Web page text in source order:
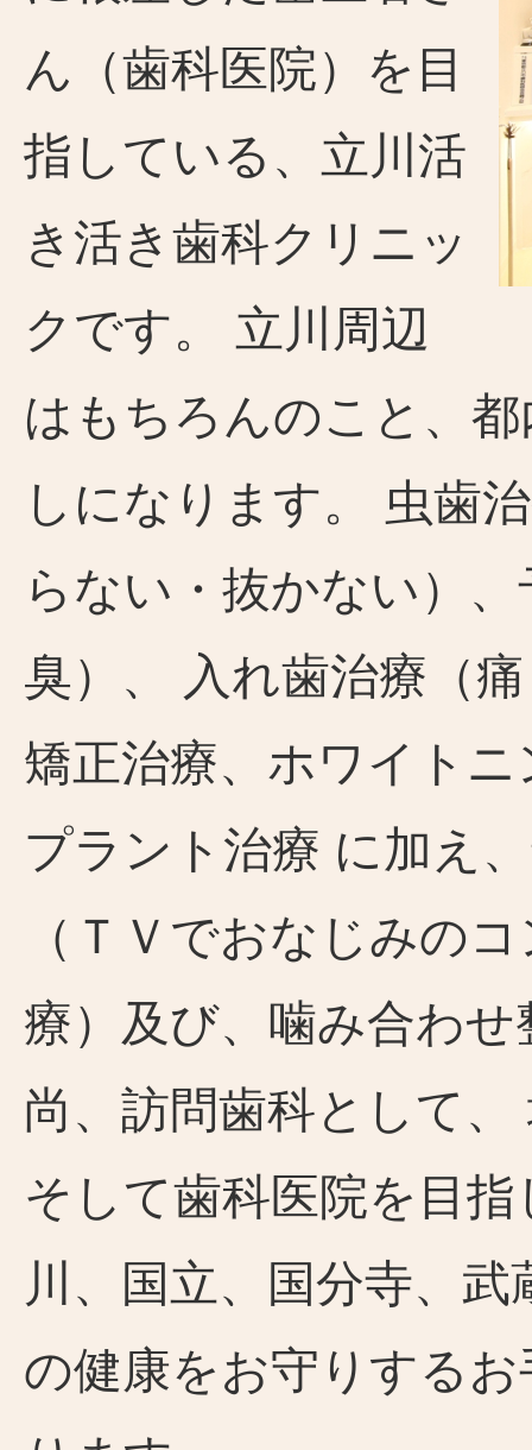
ん（歯科医院）を目
指している、立川活
き活き歯科クリニッ
クです。 立川周辺
はもちろんのこと、
しになります。 虫歯
らない・抜かない）
臭）、 入れ歯治療（
矯正治療、ホワイト
プラント治療 に加え
（ＴＶでおなじみの
療）及び、噛み合わ
尚、訪問歯科として
そして歯科医院を目
川、国立、国分寺、
の健康をお守りする